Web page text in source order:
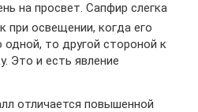
на просвет. Сапфир слегка
при освещении, когда его
то другой стороной к
Это и есть явление
отличается повышенной